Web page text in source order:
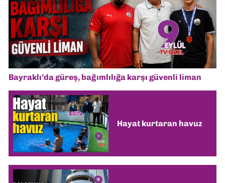
Bayraklı’da güreş, bağımlılığa karşı güvenli liman
Hayat kurtaran havuz